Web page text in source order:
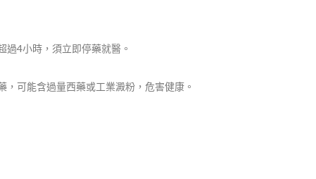
過4小時，須立即停藥就醫。
可能含過量西藥或工業澱粉，危害健康。